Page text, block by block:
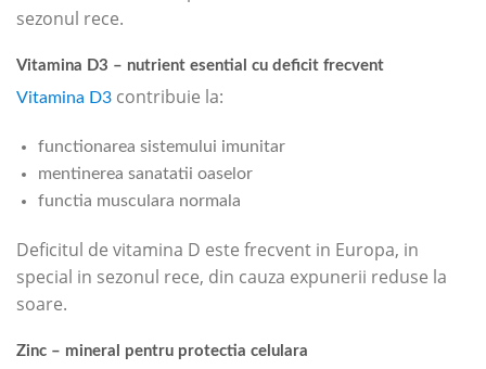
sezonul rece.
Vitamina D3 – nutrient esential cu deficit frecvent
Vitamina D3 contribuie la:
functionarea sistemului imunitar
mentinerea sanatatii oaselor
functia musculara normala
Deficitul de vitamina D este frecvent in Europa, in
special in sezonul rece, din cauza expunerii reduse la
soare.
Zinc – mineral pentru protectia celulara